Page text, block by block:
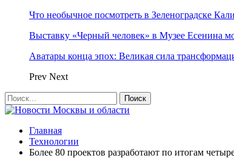
Что необычное посмотреть в Зеленоградске
Выставку «Черный человек» в Музее Есенина
Аватары конца эпох: Великая сила
Prev Next
Главная
Технологии
Более 80 проектов разработают по итогам